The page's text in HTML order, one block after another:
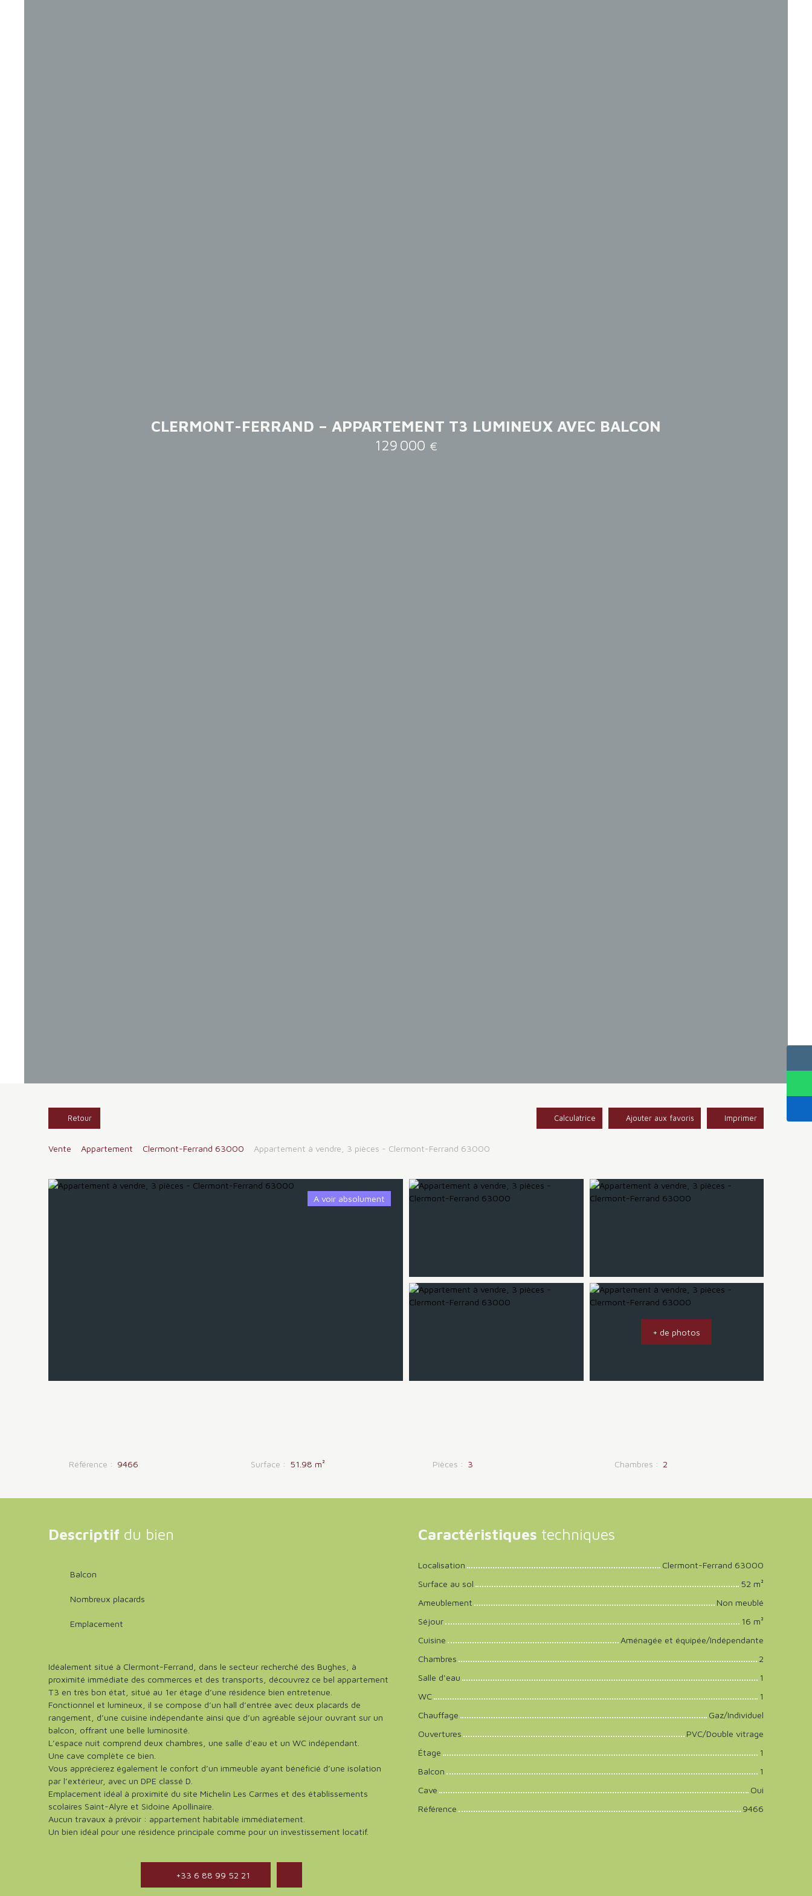
CLERMONT-FERRAND – APPARTEMENT T3 LUMINEUX AVEC BALCON
129 000 €
Retour Calculatrice Ajouter aux favoris Imprimer
Vente Appartement Clermont-Ferrand 63000 Appartement à vendre, 3 pièces - Clermont-Ferrand 63000
A voir absolument
+ de photos
Référence : 9466 Surface : 51.98 m² Pièces : 3 Chambres : 2
Descriptif du bien
Balcon
Nombreux placards
Emplacement
Idéalement situé à Clermont-Ferrand, dans le secteur recherché des Bughes, à
proximité immédiate des commerces et des transports, découvrez ce bel appartement
T3 en très bon état, situé au 1er étage d’une résidence bien entretenue.
Fonctionnel et lumineux, il se compose d’un hall d’entrée avec deux placards de
rangement, d’une cuisine indépendante ainsi que d’un agréable séjour ouvrant sur un
balcon, offrant une belle luminosité.
L’espace nuit comprend deux chambres, une salle d’eau et un WC indépendant.
Une cave complète ce bien.
Vous apprécierez également le confort d’un immeuble ayant bénéficié d’une isolation
par l’extérieur, avec un DPE classé D.
Emplacement idéal à proximité du site Michelin Les Carmes et des établissements
scolaires Saint-Alyre et Sidoine Apollinaire.
Aucun travaux à prévoir : appartement habitable immédiatement.
Un bien idéal pour une résidence principale comme pour un investissement locatif.
+33 6 88 99 52 21
Caractéristiques techniques
Localisation
Clermont-Ferrand 63000
Surface au sol
52 m²
Ameublement
Non meublé
Séjour
16 m²
Cuisine
Aménagée et équipée/Indépendante
Chambres
2
Salle d'eau
1
WC
1
Chauffage
Gaz/Individuel
Ouvertures
PVC/Double vitrage
Étage
1
Balcon
1
Cave
Oui
Référence
9466